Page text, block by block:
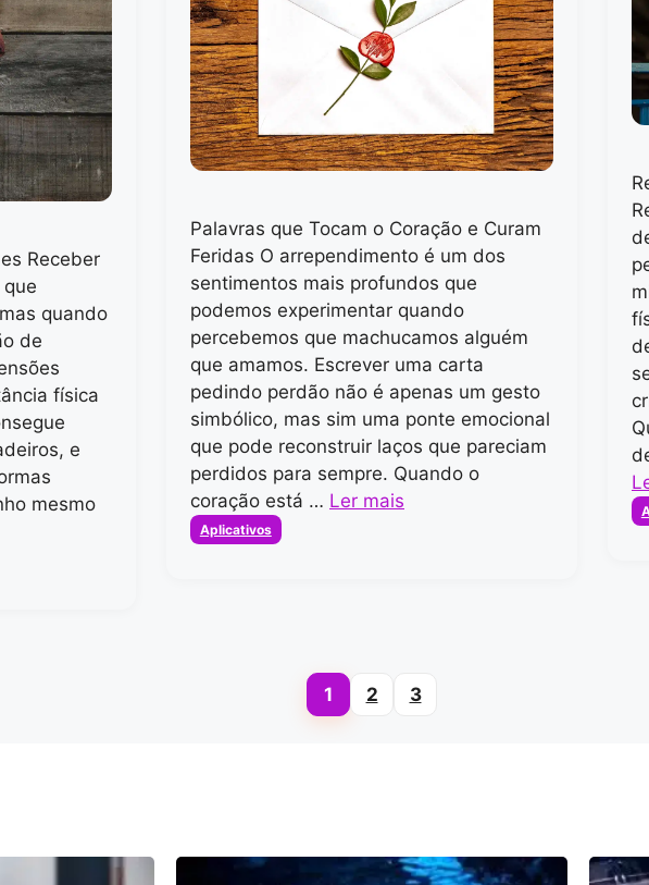
Receber
quando
de
física
e
mesmo
Palavras que Tocam o Coração e Curam
Feridas O arrependimento é um dos
sentimentos mais profundos que
podemos experimentar quando
percebemos que machucamos alguém
que amamos. Escrever uma carta
pedindo perdão não é apenas um gesto
simbólico, mas sim uma ponte emocional
que pode reconstruir laços que pareciam
perdidos para sempre. Quando o
coração está … Ler mais
Categorias
Aplicativos
Page
1 Page
2 Page
3